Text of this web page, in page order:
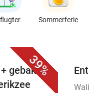
Sommerferie
39%
gebak +